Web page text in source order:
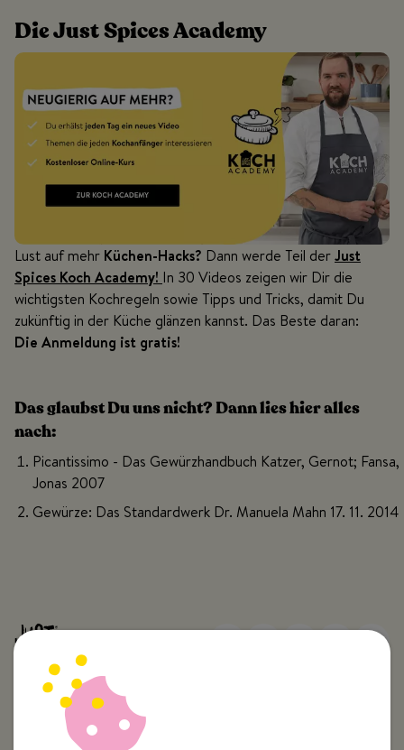
Die Just Spices Academy
Lust auf mehr Küchen-Hacks? Dann werde Teil derJust
Spices Koch Academy! In 30 Videos zeigen wir Dir die
wichtigsten Kochregeln sowie Tipps und Tricks, damit Du
zukünftig in der Küche glänzen kannst. Das Beste daran:
Die Anmeldung ist gratis!
Das glaubst Du uns nicht? Dann lies hier alles
nach:
Picantissimo - Das Gewürzhandbuch Katzer, Gernot; Fansa,
Jonas 2007
Gewürze: Das Standardwerk Dr. Manuela Mahn 17. 11. 2014
Top Kategorien